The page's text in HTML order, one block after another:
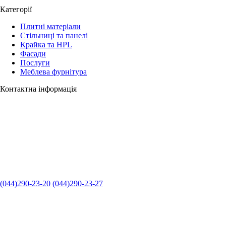
Категорії
Плитні матеріали
Стільниці та панелі
Крайка та HPL
Фасади
Послуги
Меблева фурнітура
Контактна інформація
(044)290-23-20 (044)290-23-27